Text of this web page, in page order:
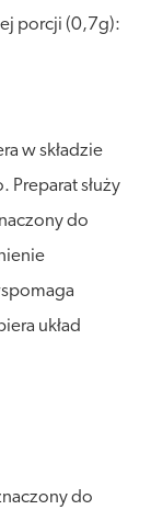
porcji (0,7g):
w składzie
służy
do
układ
do